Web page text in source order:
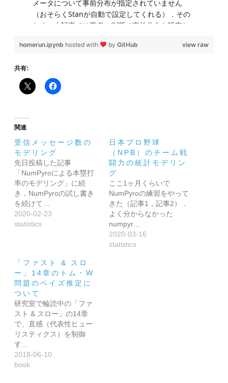
view raw
homerun.ipynb hosted with by GitHub
共有:
関連
受信メッセージ数の
モデリング
先日投稿した記事
「NumPyroによる本塁打
率のモデリング」に続
き，NumPyroの試し書き
を続けて…
2020-02-23
statistics
日本プロ野球
（NPB）のチーム戦
闘力の統計モデリン
グ
ここ1ヶ月くらいで
NumPyroの練習をやって
きた（記事1，記事2）．
よく分からなかった
numpyr…
2020-03-16
statistics
「ファスト & スロ
ー」14章のトム・W
問題のベイズ推定に
ついて
研究室で輪読中の「ファ
スト & スロー」の14章
で、直感（代表性ヒュー
リスティクス）を制御
す…
2018-06-10
book